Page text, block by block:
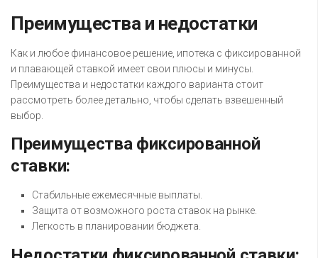
Преимущества и недостатки
Как и любое финансовое решение, ипотека с фиксированной
и плавающей ставкой имеет свои плюсы и минусы.
Преимущества и недостатки каждого варианта стоит
рассмотреть более детально, чтобы сделать взвешенный
выбор.
Преимущества фиксированной
ставки:
Стабильные ежемесячные выплаты.
Защита от возможного роста ставок на рынке.
Легкость в планировании бюджета.